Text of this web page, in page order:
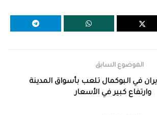
الموضوع السابق
في البوكمال تلعب بأسواق المدينة
وارتفاع كبير في الأسعار